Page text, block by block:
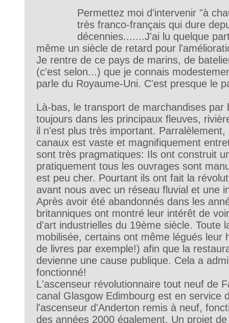
Permettez moi d'intervenir "à
très franco-français qui dure
décennies.......J'ai lu quelque
même un siècle de retard pour
Je rentre de ce pays de marins, de
(c'est selon...) que je connais
parle du Royaume-Uni. C'est presque le
Là-bas, le transport de marchandises par
toujours dans les principaux fleuves,
il n'est plus très important. Parralèlement,
canaux est vaste et magnifiquement
sont très pragmatiques: Ils ont construit
pratiquement tous les ouvrages sont
est peu cher. Pourtant ils ont fait la
avant nous avec un réseau fluvial et une
Après avoir été abandonnés dans les
britanniques ont montré leur intérêt de
d'art industrielles du 19ème siècle. Toute
mobilisée, certains ont même légués leur
de livres par exemple!) afin que la
devienne une cause publique. Cela a
fonctionné!
L'ascenseur révolutionnaire tout neuf de
canal Glasgow Edimbourg est en service
l'ascenseur d'Anderton remis à neuf,
des années 2000 également. Un projet